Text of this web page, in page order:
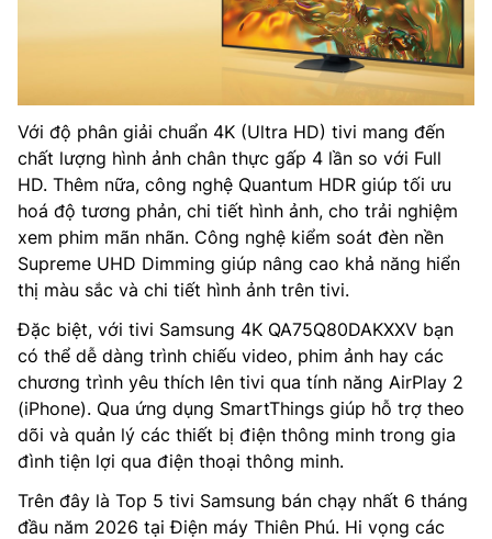
Với độ phân giải chuẩn 4K (Ultra HD) tivi mang đến
chất lượng hình ảnh chân thực gấp 4 lần so với Full
HD. Thêm nữa, công nghệ Quantum HDR giúp tối ưu
hoá độ tương phản, chi tiết hình ảnh, cho trải nghiệm
xem phim mãn nhãn. Công nghệ kiểm soát đèn nền
Supreme UHD Dimming giúp nâng cao khả năng hiển
thị màu sắc và chi tiết hình ảnh trên tivi.
Đặc biệt, với tivi Samsung 4K QA75Q80DAKXXV bạn
có thể dễ dàng trình chiếu video, phim ảnh hay các
chương trình yêu thích lên tivi qua tính năng AirPlay 2
(iPhone). Qua ứng dụng SmartThings giúp hỗ trợ theo
dõi và quản lý các thiết bị điện thông minh trong gia
đình tiện lợi qua điện thoại thông minh.
Trên đây là Top 5 tivi Samsung bán chạy nhất 6 tháng
đầu năm 2026 tại Điện máy Thiên Phú. Hi vọng các